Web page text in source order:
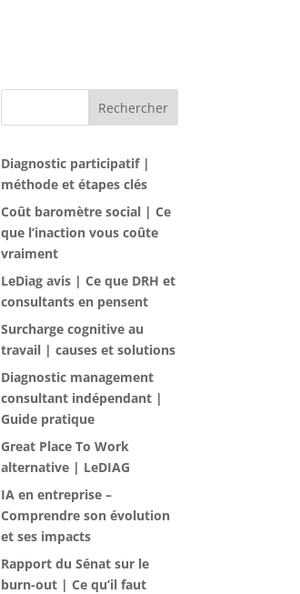
Rechercher
Diagnostic participatif |
méthode et étapes clés
Coût baromètre social | Ce
que l’inaction vous coûte
vraiment
LeDiag avis | Ce que DRH et
consultants en pensent
Surcharge cognitive au
travail | causes et solutions
Diagnostic management
consultant indépendant |
Guide pratique
Great Place To Work
alternative | LeDIAG
IA en entreprise –
Comprendre son évolution
et ses impacts
Rapport du Sénat sur le
burn-out | Ce qu’il faut